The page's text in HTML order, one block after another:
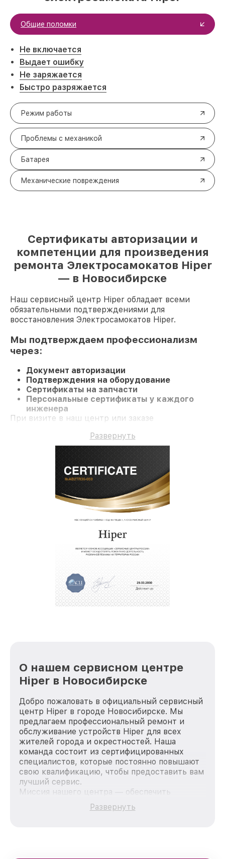
Общие поломки
Не включается
Выдает ошибку
Не заряжается
Быстро разряжается
Режим работы
Проблемы с механикой
Батарея
Механические повреждения
Сертификаты авторизации и
компетенции для произведения
ремонта Электросамокатов Hiper
— в Новосибирске
Наш сервисный центр Hiper обладает всеми
обязательными подтверждениями для
восстановления Электросамокатов Hiper.
Мы подтверждаем профессионализм
через:
Документ авторизации
Подтверждения на оборудование
Сертификаты на запчасти
Персональные сертификаты у каждого
инженера
При визите в наш центр или заказе
компетентное обслуживание и долгосрочную
гарантию на ремонт и детали.
Развернуть
О нашем сервисном центре
Hiper в Новосибирске
Добро пожаловать в официальный сервисный
центр Hiper в городе Новосибирске. Мы
предлагаем профессиональный ремонт и
обслуживание устройств Hiper для всех
жителей города и окрестностей. Наша
команда состоит из сертифицированных
специалистов, которые постоянно повышают
свою квалификацию, чтобы предоставить вам
лучший сервис.
Миссия нашего центра — обеспечить
качественный и доступный ремонт для
каждого пользователя продукции Hiper, вне
Развернуть